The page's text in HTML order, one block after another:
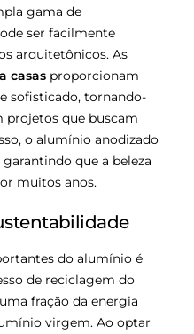
gama de
ser facilmente
arquitetônicos. As
casas proporcionam
sofisticado, tornando-
projetos que buscam
o alumínio anodizado
que a beleza
muitos anos.
do alumínio é
de reciclagem do
fração da energia
virgem. Ao optar